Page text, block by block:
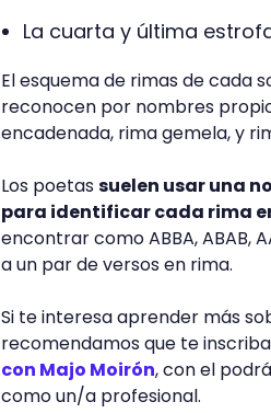
La cuarta y última
El esquema de rimas de cada
reconocen por nombres
encadenada, rima gemela, y
Los poetassuelen usar una
para identificar cada rima
encontrar como ABBA, ABAB,
a un par de versos en rima.
Si te interesa aprender más
recomendamos que te
con Majo Moirón, con el
como un/a profesional.